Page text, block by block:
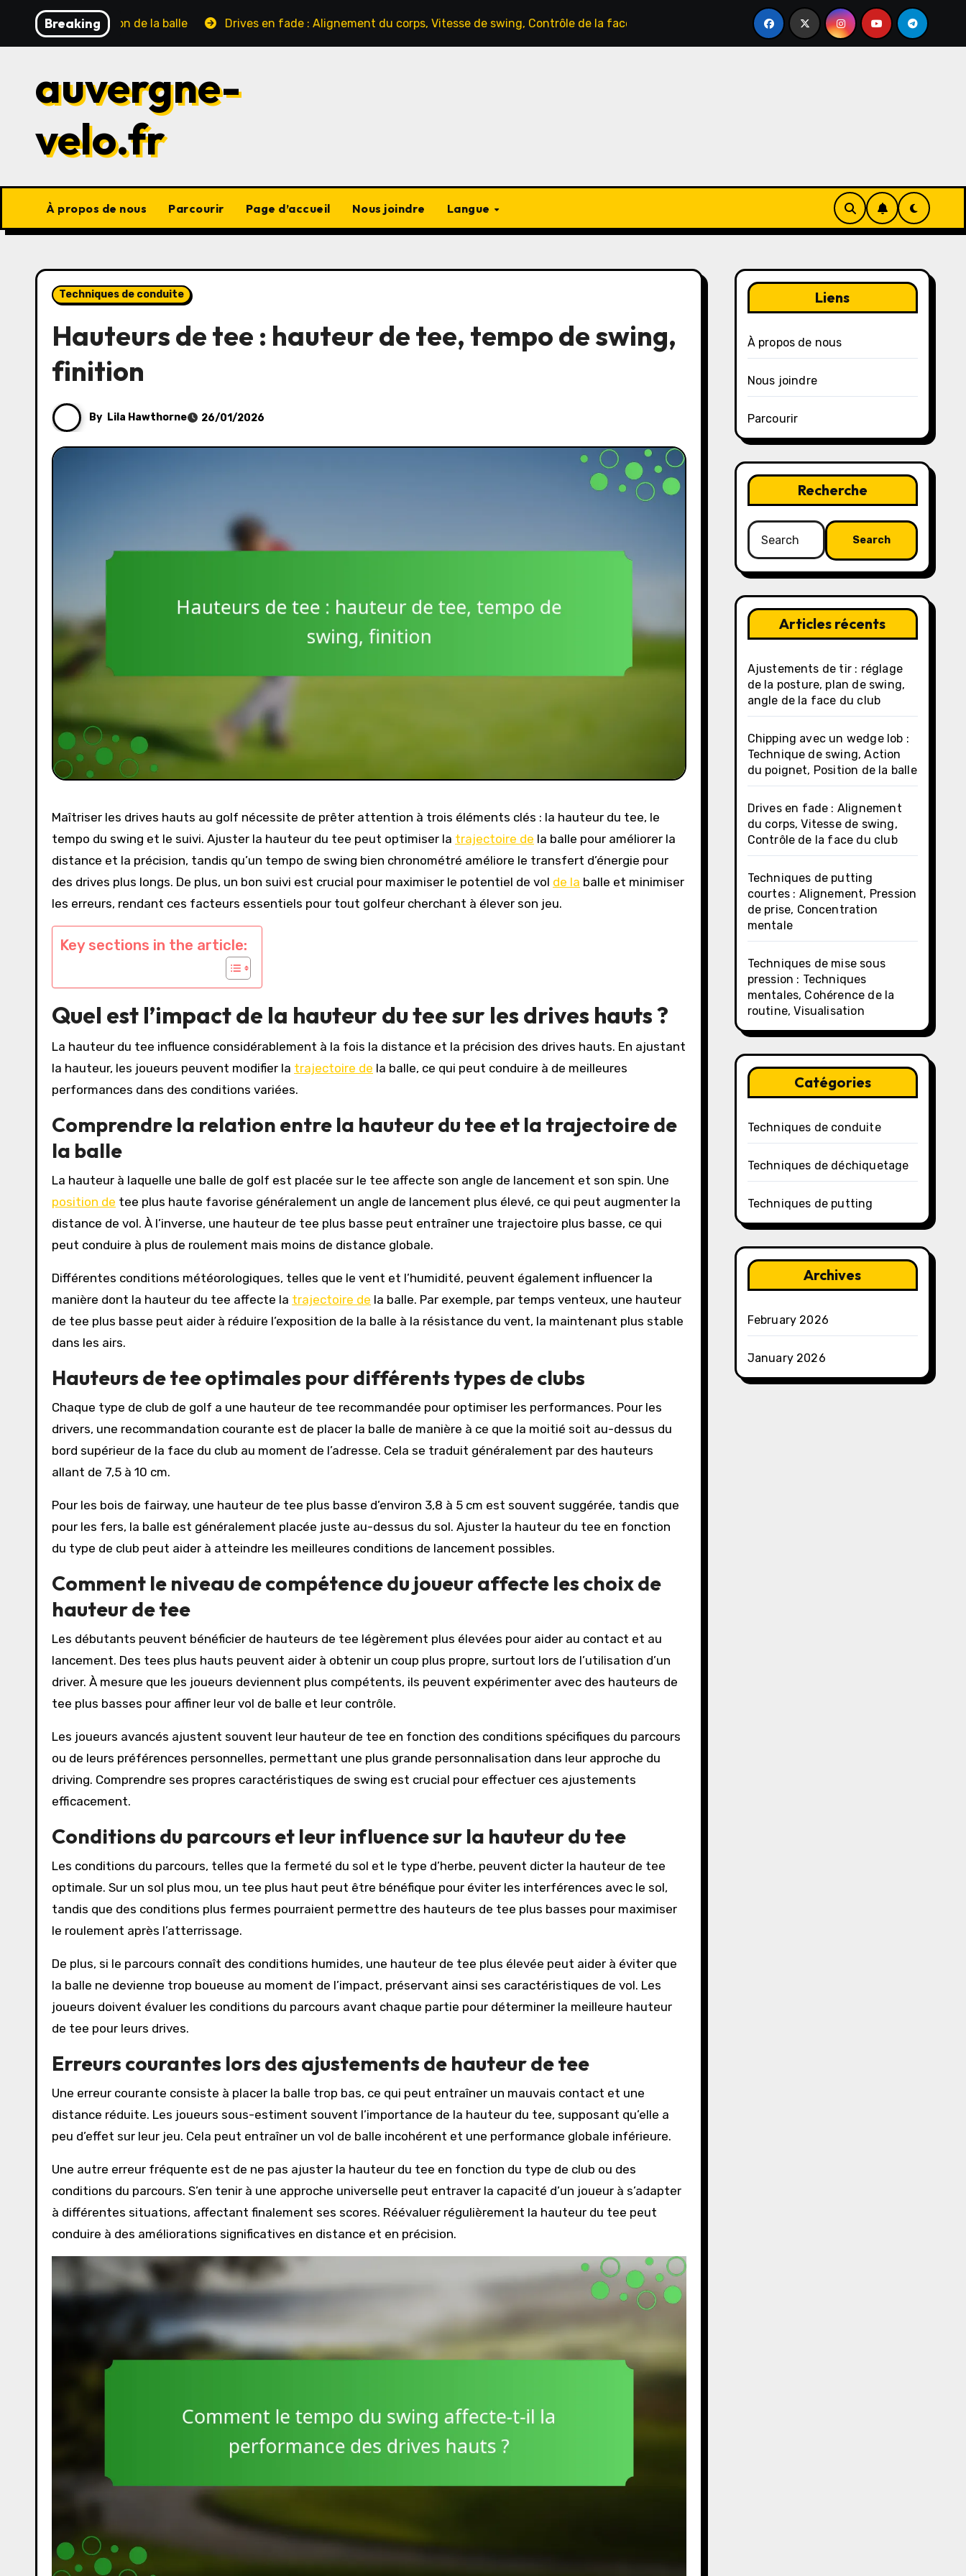
content
Breaking
Position de la balle Drives en fade : Alignement du corps, Vitesse de swing, Contrôle de la face du club Techniques de putting courtes : Alignement, Pression
auvergne-
velo.fr
À propos de nous Parcourir Page d’accueil Nous joindre Langue
Techniques de conduite
Hauteurs de tee : hauteur de tee, tempo de swing,
finition
By Lila Hawthorne 26/01/2026
Maîtriser les drives hauts au golf nécessite de prêter attention à trois éléments clés : la hauteur du tee, le
tempo du swing et le suivi. Ajuster la hauteur du tee peut optimiser la trajectoire de la balle pour améliorer la
distance et la précision, tandis qu’un tempo de swing bien chronométré améliore le transfert d’énergie pour
des drives plus longs. De plus, un bon suivi est crucial pour maximiser le potentiel de vol de la balle et minimiser
les erreurs, rendant ces facteurs essentiels pour tout golfeur cherchant à élever son jeu.
Key sections in the article:
Quel est l’impact de la hauteur du tee sur les drives hauts ?
La hauteur du tee influence considérablement à la fois la distance et la précision des drives hauts. En ajustant
la hauteur, les joueurs peuvent modifier la trajectoire de la balle, ce qui peut conduire à de meilleures
performances dans des conditions variées.
Comprendre la relation entre la hauteur du tee et la trajectoire de
la balle
La hauteur à laquelle une balle de golf est placée sur le tee affecte son angle de lancement et son spin. Une
position de tee plus haute favorise généralement un angle de lancement plus élevé, ce qui peut augmenter la
distance de vol. À l’inverse, une hauteur de tee plus basse peut entraîner une trajectoire plus basse, ce qui
peut conduire à plus de roulement mais moins de distance globale.
Différentes conditions météorologiques, telles que le vent et l’humidité, peuvent également influencer la
manière dont la hauteur du tee affecte la trajectoire de la balle. Par exemple, par temps venteux, une hauteur
de tee plus basse peut aider à réduire l’exposition de la balle à la résistance du vent, la maintenant plus stable
dans les airs.
Hauteurs de tee optimales pour différents types de clubs
Chaque type de club de golf a une hauteur de tee recommandée pour optimiser les performances. Pour les
drivers, une recommandation courante est de placer la balle de manière à ce que la moitié soit au-dessus du
bord supérieur de la face du club au moment de l’adresse. Cela se traduit généralement par des hauteurs
allant de 7,5 à 10 cm.
Pour les bois de fairway, une hauteur de tee plus basse d’environ 3,8 à 5 cm est souvent suggérée, tandis que
pour les fers, la balle est généralement placée juste au-dessus du sol. Ajuster la hauteur du tee en fonction
du type de club peut aider à atteindre les meilleures conditions de lancement possibles.
Comment le niveau de compétence du joueur affecte les choix de
hauteur de tee
Les débutants peuvent bénéficier de hauteurs de tee légèrement plus élevées pour aider au contact et au
lancement. Des tees plus hauts peuvent aider à obtenir un coup plus propre, surtout lors de l’utilisation d’un
driver. À mesure que les joueurs deviennent plus compétents, ils peuvent expérimenter avec des hauteurs de
tee plus basses pour affiner leur vol de balle et leur contrôle.
Les joueurs avancés ajustent souvent leur hauteur de tee en fonction des conditions spécifiques du parcours
ou de leurs préférences personnelles, permettant une plus grande personnalisation dans leur approche du
driving. Comprendre ses propres caractéristiques de swing est crucial pour effectuer ces ajustements
efficacement.
Conditions du parcours et leur influence sur la hauteur du tee
Les conditions du parcours, telles que la fermeté du sol et le type d’herbe, peuvent dicter la hauteur de tee
optimale. Sur un sol plus mou, un tee plus haut peut être bénéfique pour éviter les interférences avec le sol,
tandis que des conditions plus fermes pourraient permettre des hauteurs de tee plus basses pour maximiser
le roulement après l’atterrissage.
De plus, si le parcours connaît des conditions humides, une hauteur de tee plus élevée peut aider à éviter que
la balle ne devienne trop boueuse au moment de l’impact, préservant ainsi ses caractéristiques de vol. Les
joueurs doivent évaluer les conditions du parcours avant chaque partie pour déterminer la meilleure hauteur
de tee pour leurs drives.
Erreurs courantes lors des ajustements de hauteur de tee
Une erreur courante consiste à placer la balle trop bas, ce qui peut entraîner un mauvais contact et une
distance réduite. Les joueurs sous-estiment souvent l’importance de la hauteur du tee, supposant qu’elle a
peu d’effet sur leur jeu. Cela peut entraîner un vol de balle incohérent et une performance globale inférieure.
Une autre erreur fréquente est de ne pas ajuster la hauteur du tee en fonction du type de club ou des
conditions du parcours. S’en tenir à une approche universelle peut entraver la capacité d’un joueur à s’adapter
à différentes situations, affectant finalement ses scores. Réévaluer régulièrement la hauteur du tee peut
conduire à des améliorations significatives en distance et en précision.
Liens
À propos de nous
Nous joindre
Parcourir
Recherche
Search
for:
Articles récents
Ajustements de tir : réglage
de la posture, plan de swing,
angle de la face du club
Chipping avec un wedge lob :
Technique de swing, Action
du poignet, Position de la balle
Drives en fade : Alignement
du corps, Vitesse de swing,
Contrôle de la face du club
Techniques de putting
courtes : Alignement, Pression
de prise, Concentration
mentale
Techniques de mise sous
pression : Techniques
mentales, Cohérence de la
routine, Visualisation
Catégories
Techniques de conduite
Techniques de déchiquetage
Techniques de putting
Archives
February 2026
January 2026